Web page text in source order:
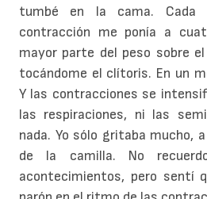
tumbé en la cama. Cada
contracción me ponía a
mayor parte del peso sobre
tocándome el clítoris. En un
Y las contracciones se
las respiraciones, ni las
nada. Yo sólo gritaba mucho,
de la camilla. No
acontecimientos, pero sentí